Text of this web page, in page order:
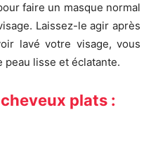
faire un masque normal
Laissez-le agir après
lavé votre visage, vous
lisse et éclatante.
plats :